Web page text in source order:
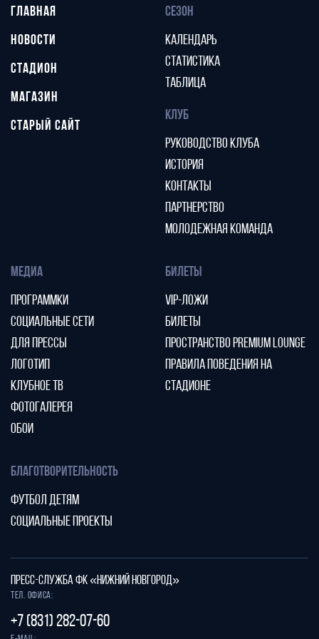
ГЛАВНАЯ
НОВОСТИ
СТАДИОН
МАГАЗИН
СТАРЫЙ САЙТ
СЕЗОН
КАЛЕНДАРЬ
СТАТИСТИКА
ТАБЛИЦА
КЛУБ
РУКОВОДСТВО КЛУБА
ИСТОРИЯ
КОНТАКТЫ
ПАРТНЕРСТВО
МОЛОДЕЖНАЯ КОМАНДА
МЕДИА
ПРОГРАММКИ
СОЦИАЛЬНЫЕ СЕТИ
ДЛЯ ПРЕССЫ
ЛОГОТИП
КЛУБНОЕ ТВ
ФОТОГАЛЕРЕЯ
ОБОИ
БИЛЕТЫ
VIP-ЛОЖИ
БИЛЕТЫ
ПРОСТРАНСТВО PREMIUM LOUNGE
ПРАВИЛА ПОВЕДЕНИЯ НА
СТАДИОНЕ
БЛАГОТВОРИТЕЛЬНОСТЬ
ФУТБОЛ ДЕТЯМ
СОЦИАЛЬНЫЕ ПРОЕКТЫ
ПРЕСС-СЛУЖБА ФК «НИЖНИЙ НОВГОРОД»
Тел. офиса:
+7 (831) 282-07-60